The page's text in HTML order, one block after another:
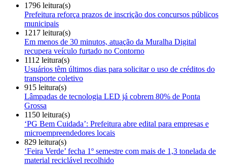
1796 leitura(s)
Prefeitura reforça prazos de inscrição dos concursos públicos
municipais
1217 leitura(s)
Em menos de 30 minutos, atuação da Muralha Digital
recupera veículo furtado no Contorno
1112 leitura(s)
Usuários têm últimos dias para solicitar o uso de créditos do
transporte coletivo
915 leitura(s)
Lâmpadas de tecnologia LED já cobrem 80% de Ponta
Grossa
1150 leitura(s)
‘PG Bem Cuidada’: Prefeitura abre edital para empresas e
microempreendedores locais
829 leitura(s)
‘Feira Verde’ fecha 1º semestre com mais de 1,3 tonelada de
material reciclável recolhido